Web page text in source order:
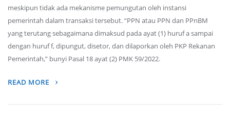
meskipun tidak ada mekanisme pemungutan oleh instansi
pemerintah dalam transaksi tersebut. “PPN atau PPN dan PPnBM
yang terutang sebagaimana dimaksud pada ayat (1) huruf a sampai
dengan huruf f, dipungut, disetor, dan dilaporkan oleh PKP Rekanan
Pemerintah,” bunyi Pasal 18 ayat (2) PMK 59/2022.
READ MORE